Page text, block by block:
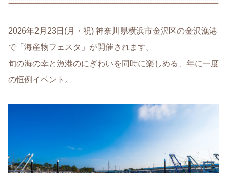
2026年2月23日(月・祝) 神奈川県横浜市金沢区の金沢漁港
で「海産物フェスタ」が開催されます。
旬の海の幸と漁港のにぎわいを同時に楽しめる、年に一度
の恒例イベント。